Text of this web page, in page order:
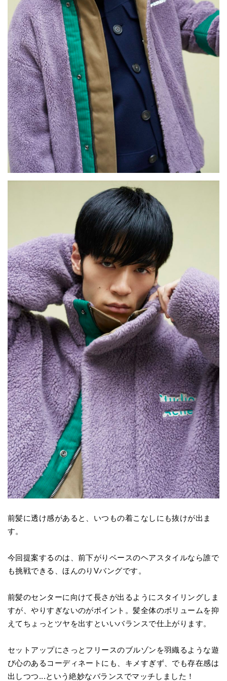
前髪に透け感があると、いつもの着こなしにも抜けが出ま
す。
今回提案するのは、前下がりベースのヘアスタイルなら誰で
も挑戦できる、ほんのりVバングです。
前髪のセンターに向けて長さが出るようにスタイリングしま
すが、やりすぎないのがポイント。髪全体のボリュームを抑
えてちょっとツヤを出すといいバランスで仕上がります。
セットアップにさっとフリースのブルゾンを羽織るような遊
び心のあるコーディネートにも、キメすぎず、でも存在感は
出しつつ...という絶妙なバランスでマッチしました！